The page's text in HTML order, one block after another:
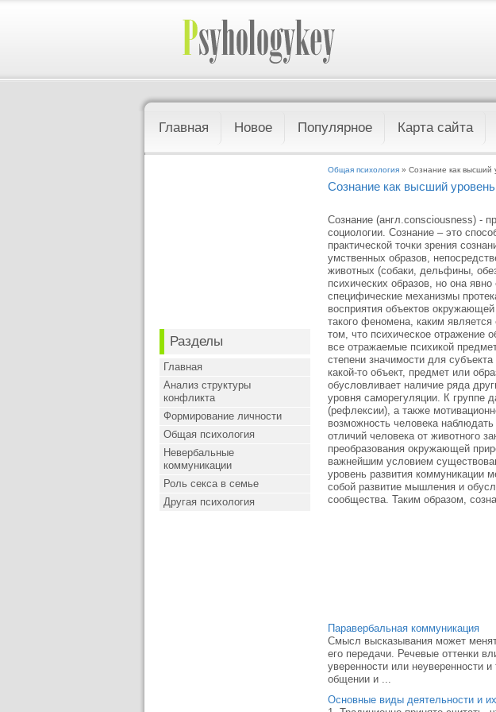
Главная Новое Популярное Карта сайта
Разделы
Главная
Анализ структуры
конфликта
Формирование личности
Общая психология
Невербальные
коммуникации
Роль секса в семье
Другая психология
Общая психология » Сознание как высший
Сознание как высший
Сознание (англ.consciousness) -
социологии. Сознание – это
практической точки зрения
умственных образов,
животных (собаки, дельфины,
психических образов, но она
специфические механизмы
восприятия объектов
такого феномена, каким
том, что психическое отражение
все отражаемые психикой
степени значимости для
какой-то объект, предмет или
обусловливает наличие ряда
уровня саморегуляции. К группе
(рефлексии), а также
возможность человека
отличий человека от животного
преобразования окружающей
важнейшим условием
уровень развития коммуникации
собой развитие мышления и
сообщества. Таким образом,
Паравербальная коммуникация
Смысл высказывания может
его переда­чи. Речевые оттенки
уверенности или неуверен­ности
общении и ...
Основные виды деятельности и их